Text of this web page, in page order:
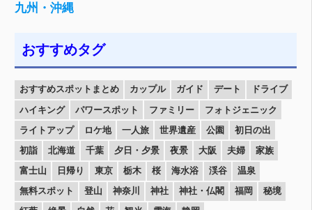
九州・沖縄
おすすめタグ
おすすめスポットまとめ カップル ガイド デート
ドライブ
ハイキング
パワースポット ファミリー
フォトジェニック
ライトアップ
ロケ地 一人旅 世界遺産 公園
初日の出
初詣
北海道 千葉 夕日・夕景 夜景 大阪 夫婦
家族
富士山
日帰り 東京 栃木 桜 海水浴 渓谷
温泉
無料スポット
登山 神奈川 神社 神社・仏閣 福岡
秘境